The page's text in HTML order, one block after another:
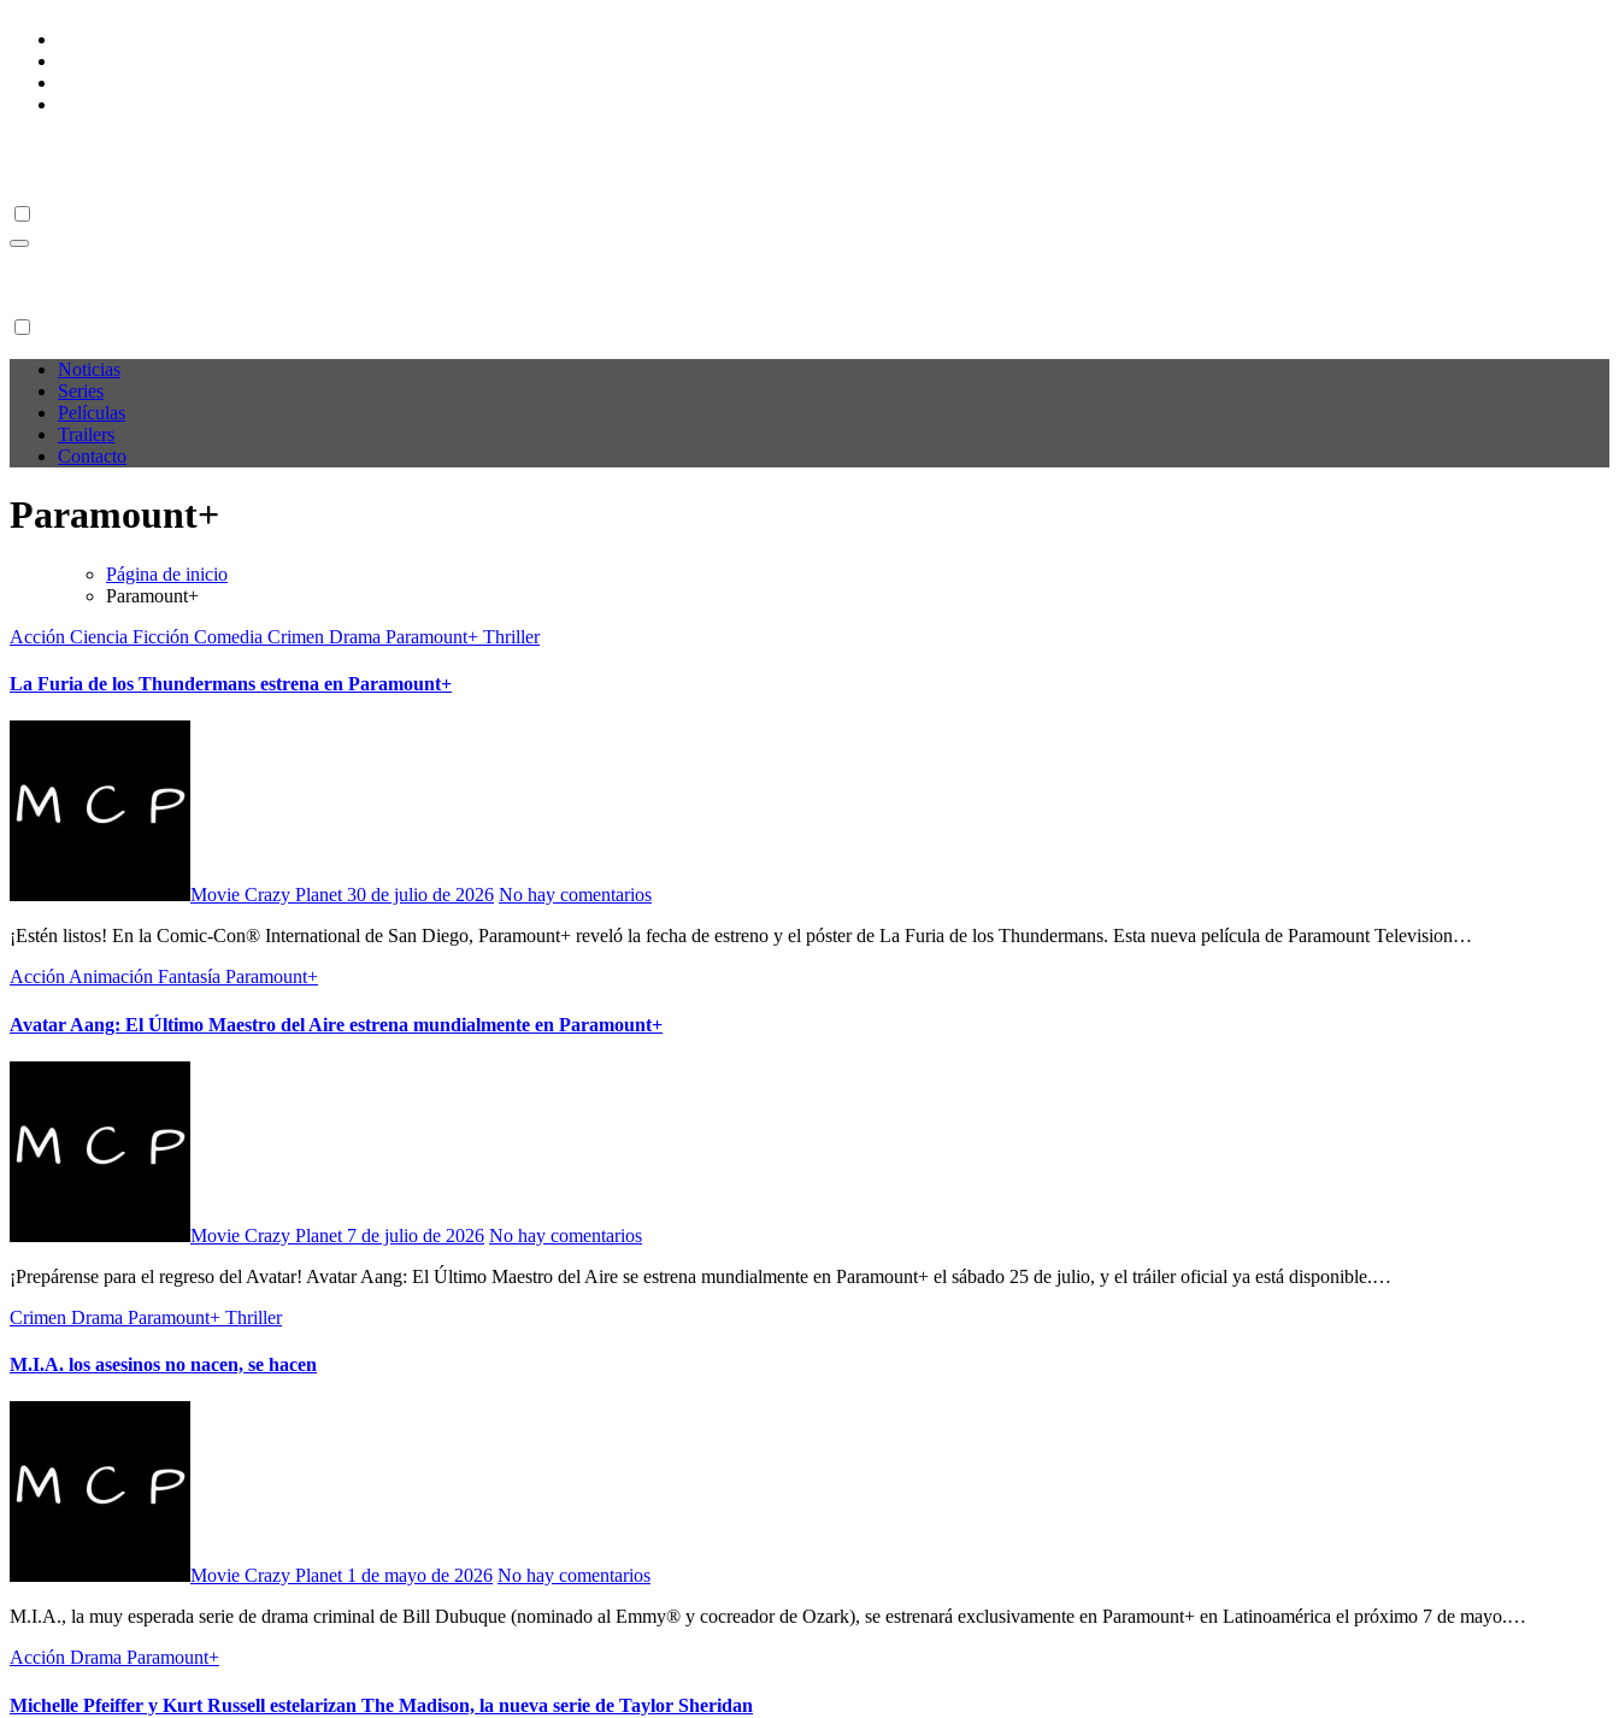
contenido
Noticias
Series
Películas
Trailers
Contacto
Paramount+
Página de inicio
Paramount+
Acción Ciencia Ficción Comedia Crimen Drama Paramount+ Thriller
La Furia de los Thundermans estrena en Paramount+
Movie Crazy Planet30 de julio de 2026 No hay comentarios
¡Estén listos! En la Comic-Con® International de San Diego, Paramount+ reveló la fecha de estreno y el póster de La Furia de los Thundermans. Esta nueva película de Paramount Television…
AcciónAnimación Fantasía Paramount+
Avatar Aang: El Último Maestro del Aire estrena mundialmente en Paramount+
Movie Crazy Planet 7 de julio de 2026 No hay comentarios
¡Prepárense para el regreso del Avatar! Avatar Aang: El Último Maestro del Aire se estrena mundialmente en Paramount+ el sábado 25 de julio, y el tráiler oficial ya está disponible.…
Crimen Drama Paramount+ Thriller
M.I.A. los asesinos no nacen, se hacen
Movie Crazy Planet 1 de mayo de 2026 No hay comentarios
M.I.A., la muy esperada serie de drama criminal de Bill Dubuque (nominado al Emmy® y cocreador de Ozark), se estrenará exclusivamente en Paramount+ en Latinoamérica el próximo 7 de mayo.…
Acción Drama Paramount+
Michelle Pfeiffer y Kurt Russell estelarizan The Madison, la nueva serie de Taylor Sheridan